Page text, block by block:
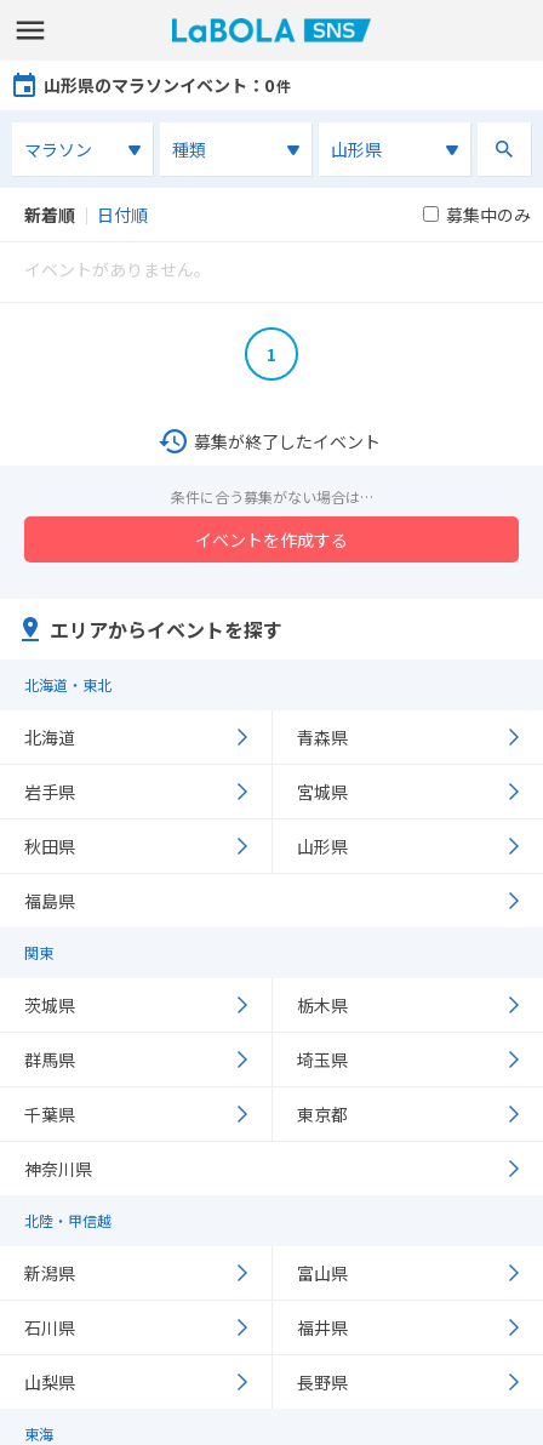
山形県のマラソンイベント ：0件
新着順 ｜ 日付順 募集中のみ
イベントがありません。
1
募集が終了したイベント
条件に合う募集がない場合は…
イベントを作成する
エリアからイベントを探す
北海道・東北
北海道 青森県
岩手県 宮城県
秋田県 山形県
福島県
関東
茨城県 栃木県
群馬県 埼玉県
千葉県 東京都
神奈川県
北陸・甲信越
新潟県 富山県
石川県 福井県
山梨県 長野県
東海